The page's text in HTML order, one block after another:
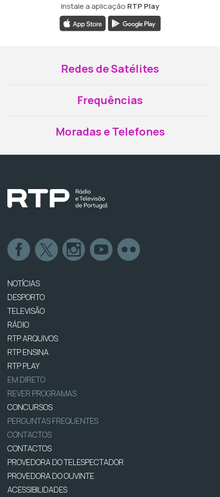
Instale a aplicação RTP Play
Redes de Satélites
Frequências
Moradas e Telefones
NOTÍCIAS
DESPORTO
TELEVISÃO
RÁDIO
RTP ARQUIVOS
RTP ENSINA
RTP PLAY
EM DIRETO
REVER PROGRAMAS
CONCURSOS
PERGUNTAS FREQUENTES
CONTACTOS
CONTACTOS
PROVEDORA DO TELESPECTADOR
PROVEDORA DO OUVINTE
ACESSIBILIDADES